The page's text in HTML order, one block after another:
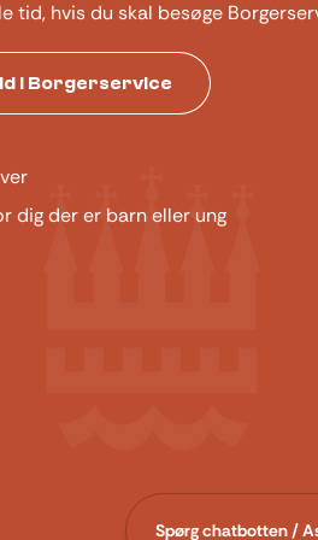
tid, hvis du skal besøge
i Borgerservice
dig der er barn eller ung
Spørg chatbotten /